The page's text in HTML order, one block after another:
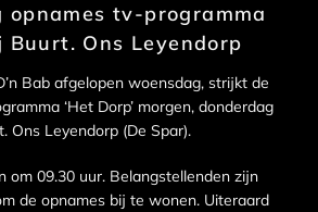
opnames tv-programma
Buurt. Ons Leyendorp
Bab afgelopen woensdag, strijkt de
‘Het Dorp’ morgen, donderdag
Ons Leyendorp (De Spar).
om 09.30 uur. Belangstellenden zijn
de opnames bij te wonen. Uiteraard